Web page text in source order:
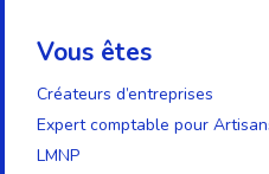
Vous êtes
Créateurs d’entreprises
Expert comptable pour
LMNP